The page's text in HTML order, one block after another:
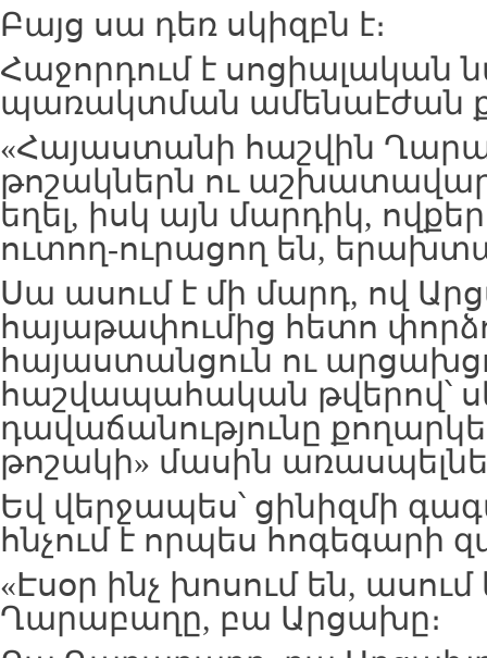
Բայց սա դեռ սկիզբն է։
Հաջորդում է սոցիալական
պառակտման ամենաէժան
«Հայաստանի հաշվին
թոշակներն ու
եղել, իսկ այն մարդիկ,
ուտող-ուրացող են,
Սա ասում է մի մարդ, ով
հայաթափումից հետո
հայաստանցուն ու
հաշվապահական թվերով՝
դավաճանությունը
թոշակի» մասին
Եվ վերջապես՝ ցինիզմի
հնչում է որպես հոգեգարի
«Էսօր ինչ խոսում են, ասում
Ղարաբաղը, բա Արցախը։